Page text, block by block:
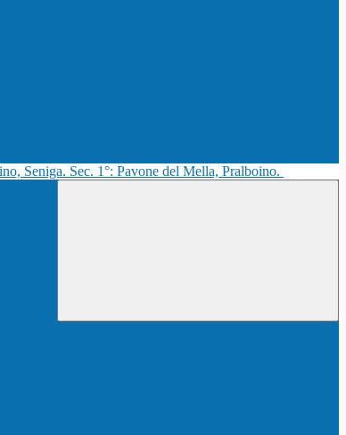
Seniga. Sec. 1°: Pavone del Mella, Pralboino.